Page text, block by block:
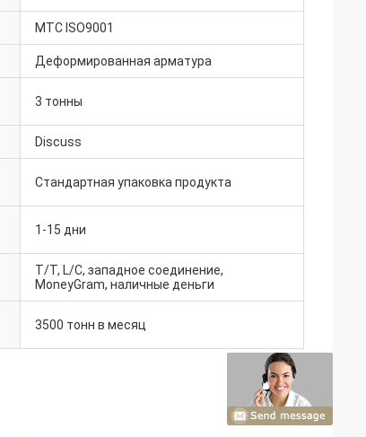
MTC ISO9001
Деформированная арматура
3 тонны
Discuss
Стандартная упаковка продукта
1-15 дни
T/T, L/C, западное соединение,
MoneyGram, наличные деньги
3500 тонн в месяц